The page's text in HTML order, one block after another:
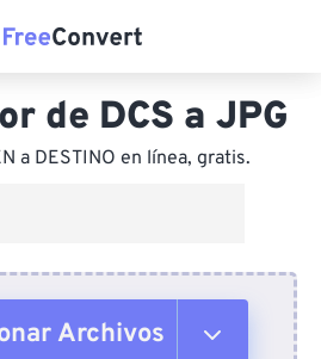
de DCS a JPG
a DESTINO en línea, gratis.
Archivos